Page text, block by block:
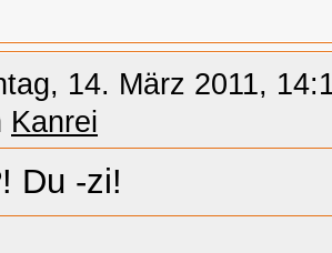
14. März 2011,
Kanrei
Du -zi!